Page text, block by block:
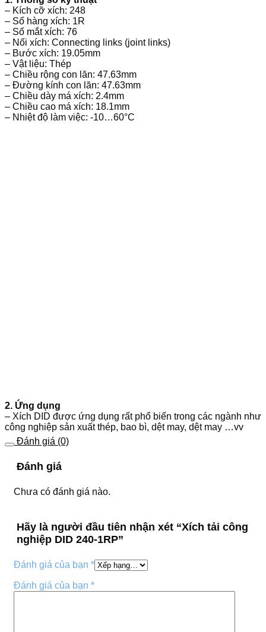
– Kích cỡ xích: 248
– Số hàng xích: 1R
– Số mắt xích: 76
– Nối xích: Connecting links (joint links)
– Bước xích: 19.05mm
– Vật liệu: Thép
– Chiều rộng con lăn: 47.63mm
– Đường kính con lăn: 47.63mm
– Chiều dày má xích: 2.4mm
– Chiều cao má xích: 18.1mm
– Nhiệt độ làm việc: -10…60°C
2. Ứng dụng
– Xích DID được ứng dụng rất phổ biến trong các ngành như
công nghiệp sản xuất thép, bao bì, dệt may, dệt may …vv
Đánh giá (0)
Đánh giá
Chưa có đánh giá nào.
Hãy là người đầu tiên nhận xét “Xích tải công
nghiệp DID 240-1RP”
Đánh giá của bạn *
Đánh giá của bạn *